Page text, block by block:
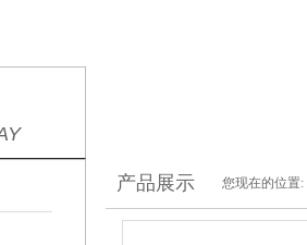
产品展示 您现在的位置: